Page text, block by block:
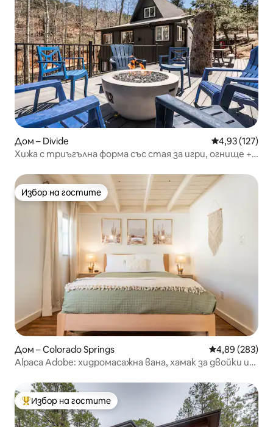
Дом – Divide Средна
4,93 (127)
Хижа с триъгълна форма със стая за игри, огнище +
Избор на гостите
Избор на гостите
Дом – Colorado Springs Средна
4,89 (283)
Alpaca Adobe: хидромасажна вана, хамак за двойки и
Най-популярен избор на гостите
Избор на гостите